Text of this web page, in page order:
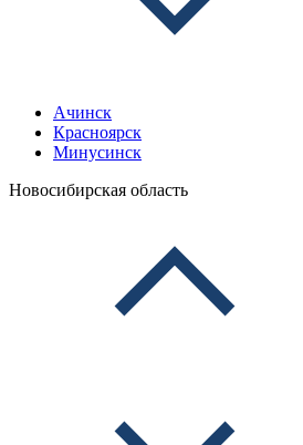
Ачинск
Красноярск
Минусинск
Новосибирская область